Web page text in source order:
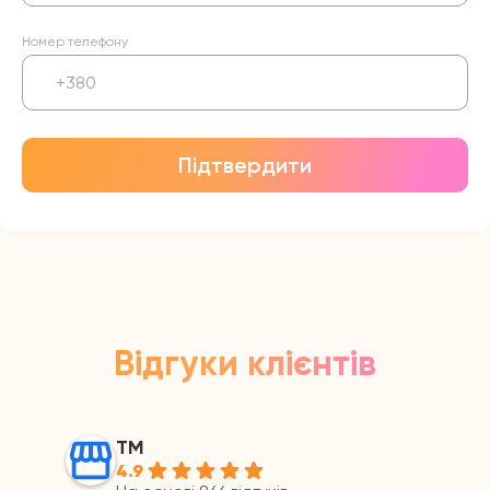
Номер телефону
Підтвердити
Відгуки клієнтів
ТМ
4.9